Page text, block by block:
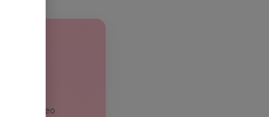
en tu correo